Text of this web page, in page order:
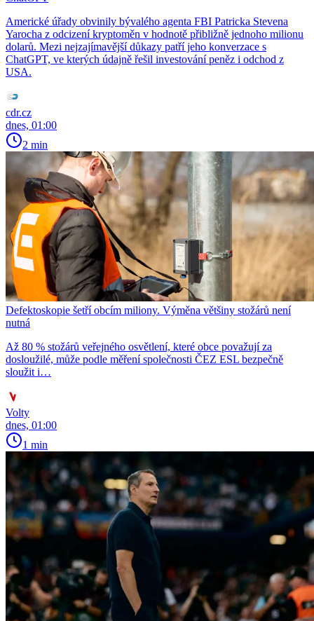
Americké úřady obvinily bývalého agenta FBI Patricka Stevena
Yarocha z odcizení kryptoměn v hodnotě přibližně jednoho milionu
dolarů. Mezi nejzajímavější důkazy patří jeho konverzace s
ChatGPT, ve kterých údajně řešil investování peněz i odchod z
USA.
cdr.cz
dnes, 01:00
2 min
Defektoskopie šetří obcím miliony. Výměna většiny stožárů není
nutná
Až 80 % stožárů veřejného osvětlení, které obce považují za
dosloužilé, může podle měření společnosti ČEZ ESL bezpečně
sloužit i…
Volty
dnes, 01:00
1 min